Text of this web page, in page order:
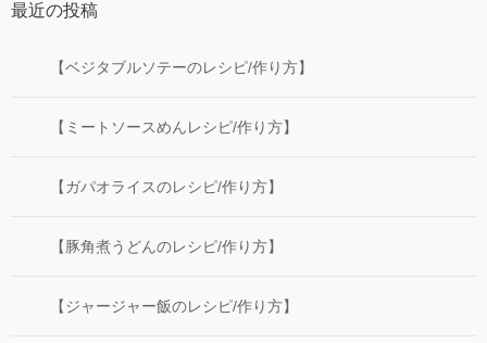
最近の投稿
【ベジタブルソテーのレシピ/作り方】
【ミートソースめんレシピ/作り方】
【ガパオライスのレシピ/作り方】
【豚角煮うどんのレシピ/作り方】
【ジャージャー飯のレシピ/作り方】